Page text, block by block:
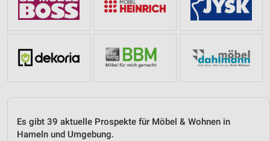
Es gibt 39 aktuelle Prospekte für Möbel & Wohnen in
Hameln und Umgebung.